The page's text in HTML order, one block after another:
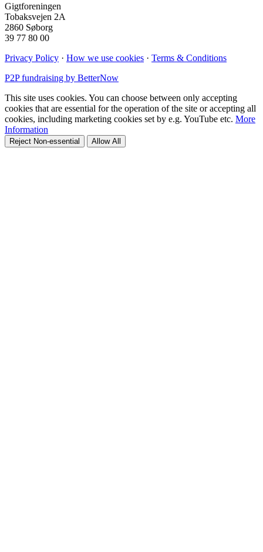
Gigtforeningen
Tobaksvejen 2A
2860 Søborg
39 77 80 00
Privacy Policy · How we use cookies · Terms & Conditions
P2P fundraising by BetterNow
This site uses cookies. You can choose between only accepting
cookies that are essential for the operation of the site or accepting all
cookies, including marketing cookies set by e.g. YouTube etc. More
Information
Reject Non-essential Allow All